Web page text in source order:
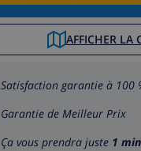
AFFICHER LA
Satisfaction garantie à 100
Garantie de Meilleur Prix
Ça vous prendra juste 1